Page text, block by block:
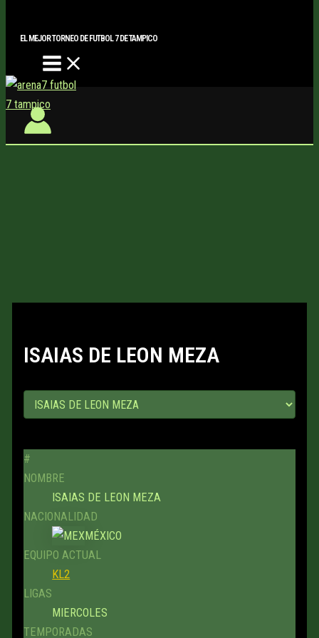
EL MEJOR TORNEO DE FUTBOL 7 DE TAMPICO
ISAIAS DE LEON MEZA
#
NOMBRE
ISAIAS DE LEON MEZA
NACIONALIDAD
MÉXICO
EQUIPO ACTUAL
KL2
LIGAS
MIERCOLES
TEMPORADAS